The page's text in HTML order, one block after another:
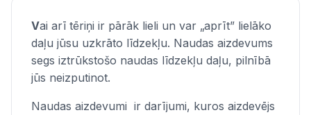
Vai arī tēriņi ir pārāk lieli un var „aprīt” lielāko
daļu jūsu uzkrāto līdzekļu. Naudas aizdevums
segs iztrūkstošo naudas līdzekļu daļu, pilnībā
jūs neizputinot.
Naudas aizdevumi ir darījumi, kuros aizdevējs